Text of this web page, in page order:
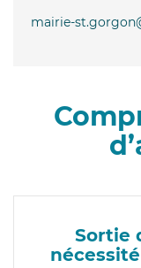
mairie-
Sortie